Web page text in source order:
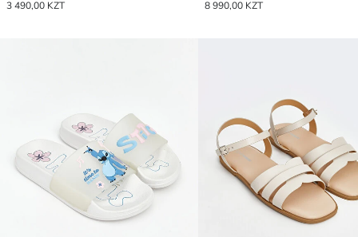
3 490,00 KZT
8 990,00 KZT